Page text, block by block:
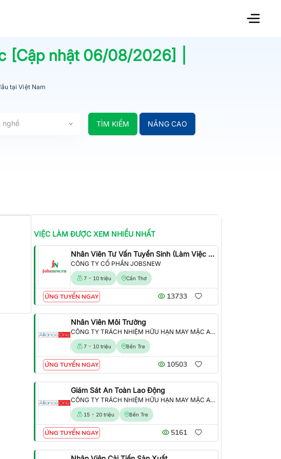
[Cập nhật 06/08/2026] |
tại Việt Nam
nghề TÌM KIẾM NÂNG CAO
VIỆC LÀM ĐƯỢC XEM NHIỀU NHẤT
Nhân Viên Tư Vấn Tuyển Sinh (Làm Việc Tại Văn Phòng)
CÔNG TY CỔ PHẦN JOBSNEW
7 - 10 triệu Cần Thơ
ỨNG TUYỂN NGAY 13733
Nhân Viên Môi Trường
CÔNG TY TRÁCH NHIỆM HỮU HẠN MAY MẶC ALLIANCE ONE
7 - 10 triệu Bến Tre
ỨNG TUYỂN NGAY 10503
Giám Sát An Toàn Lao Động
CÔNG TY TRÁCH NHIỆM HỮU HẠN MAY MẶC ALLIANCE ONE
15 - 20 triệu Bến Tre
ỨNG TUYỂN NGAY 5161